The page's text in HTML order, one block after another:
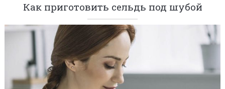
Как приготовить сельдь под шубой